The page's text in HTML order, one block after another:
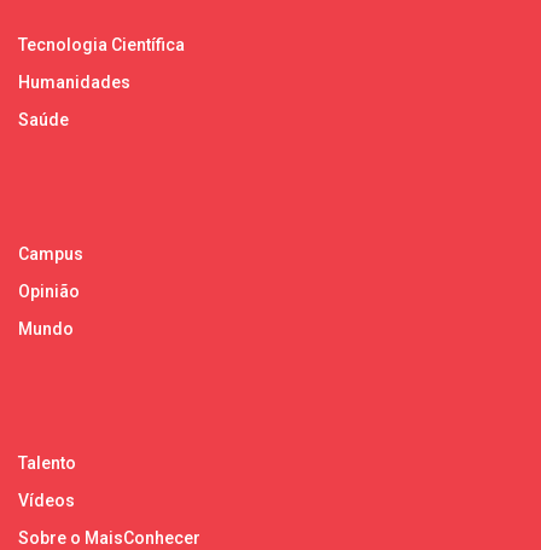
Tecnologia Científica
Humanidades
Saúde
Campus
Opinião
Mundo
Talento
Vídeos
Sobre o MaisConhecer